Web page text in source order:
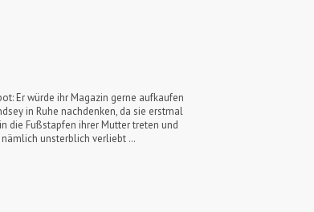
Er würde ihr Magazin gerne aufkaufen
in Ruhe nachdenken, da sie erstmal
die Fußstapfen ihrer Mutter treten und
nämlich unsterblich verliebt …